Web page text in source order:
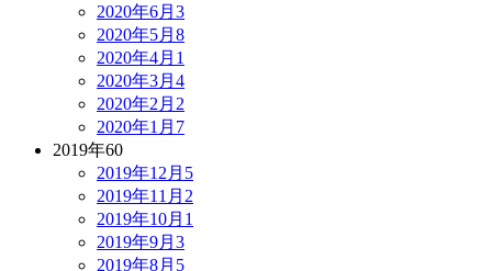
2020年6月 3
2020年5月 8
2020年4月 1
2020年3月 4
2020年2月 2
2020年1月 7
2019年60
2019年12月 5
2019年11月 2
2019年10月 1
2019年9月 3
2019年8月 5